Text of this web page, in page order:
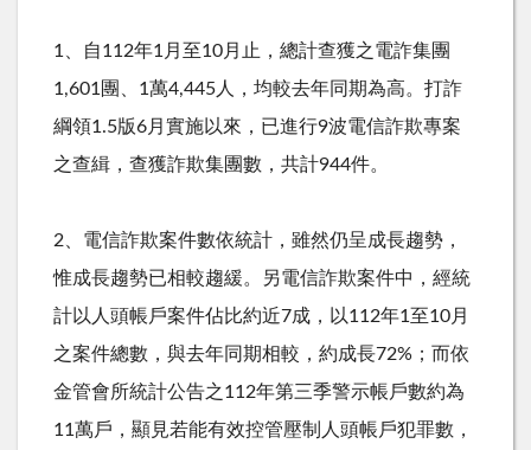
1、自112年1 月至10月止，總計查獲之電詐集團
1,601 團、 1萬4,445人，均較去年同期為高。打詐
綱領1.5版6月實施以來，已進行9波電信詐欺專案
之查緝，查獲詐欺集團數，共計944件。
2、電信詐欺案件數依統計，雖然仍呈成長趨勢，
惟成長趨勢已相較趨緩。另電信詐欺案件中，經統
計以人頭帳戶案件佔比約近7成，以112年1至10月
之案件總數，與去年同期相較，約成長72% ；而依
金管會所統計公告之112年第三季警示帳戶數約為
11萬戶，顯見若能有效控管壓制人頭帳戶犯罪數，